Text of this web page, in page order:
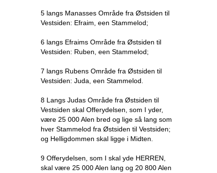
5 langs Manasses Område fra Østsiden til
Vestsiden: Efraim, een Stammelod;
6 langs Efraims Område fra Østsiden til
Vestsiden: Ruben, een Stammelod;
7 langs Rubens Område fra Østsiden til
Vestsiden: Juda, een Stammelod.
8 Langs Judas Område fra Østsiden til
Vestsiden skal Offerydelsen, som I yder,
være 25 000 Alen bred og lige så lang som
hver Stammelod fra Østsiden til Vestsiden;
og Helligdommen skal ligge i Midten.
9 Offerydelsen, som I skal yde HERREN,
skal være 25 000 Alen lang og 20 800 Alen